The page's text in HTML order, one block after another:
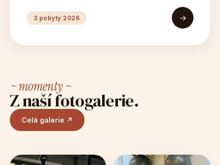
3 pobyty 2026 →
~ momenty ~
Z naší fotogalerie.
Celá galerie ↗